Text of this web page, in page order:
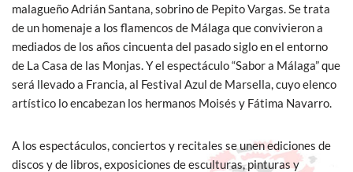
malagueño Adrián Santana, sobrino de Pepito Vargas. Se trata
de un homenaje a los flamencos de Málaga que convivieron a
mediados de los años cincuenta del pasado siglo en el entorno
de La Casa de las Monjas. Y el espectáculo “Sabor a Málaga” que
será llevado a Francia, al Festival Azul de Marsella, cuyo elenco
artístico lo encabezan los hermanos Moisés y Fátima Navarro.
A los espectáculos, conciertos y recitales se unen ediciones de
discos y de libros, exposiciones de esculturas, pinturas y